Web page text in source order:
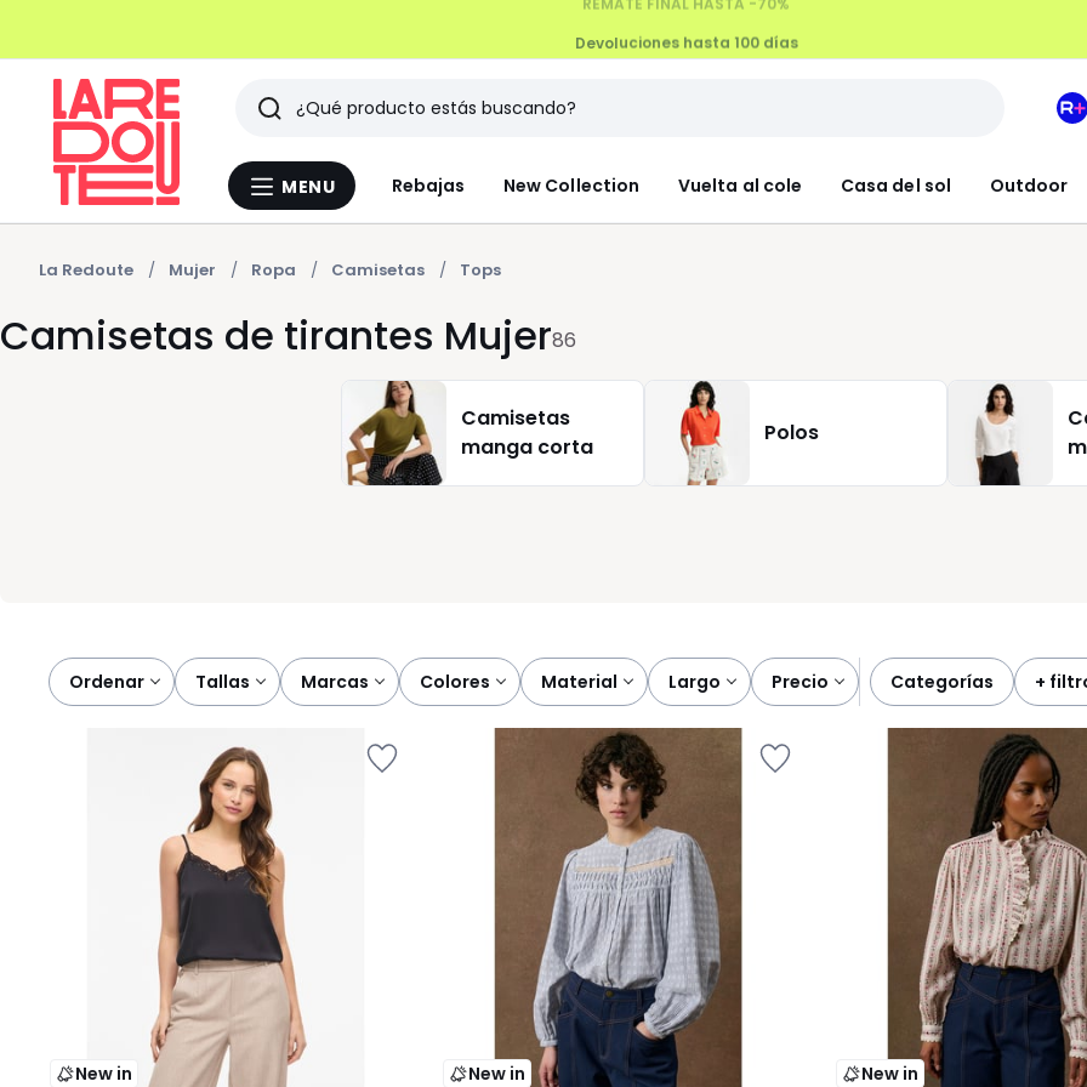
Menu
MENU Rebajas New Collection Vuelta al cole Casa del sol Outdoor
Buscar
Últimos
artículos
vistos
La Redoute Mujer Ropa Camisetas Tops
Camisetas de tirantes Mujer86
Camisetas
manga corta
Polos
Ordenar tallas marcas colores material largo precio categorías +
New in New in New in